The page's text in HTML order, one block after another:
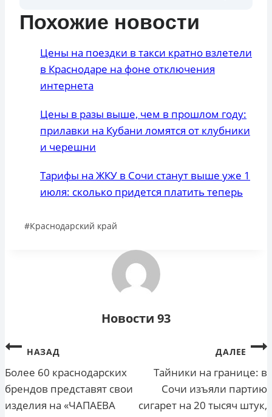
Похожие новости
Цены на поездки в такси кратно взлетели
в Краснодаре на фоне отключения
интернета
Цены в разы выше, чем в прошлом году:
прилавки на Кубани ломятся от клубники
и черешни
Тарифы на ЖКУ в Сочи станут выше уже 1
июля: сколько придется платить теперь
Метки
#Краснодарский край
Новости 93
Навигация
по
записям
НАЗАД
Более 60 краснодарских
брендов представят свои
изделия на «ЧАПАЕВА
ДАЛЕЕ
Тайники на границе: в
Сочи изъяли партию
сигарет на 20 тысяч штук,